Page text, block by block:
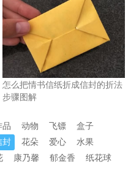
怎么把情书信纸折成信封的折法
步骤图解
品 动物 飞镖
盒子
封 花朵 爱心
水果
康乃馨 郁金香
纸花球